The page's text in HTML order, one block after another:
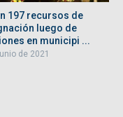
197 recursos de
luego de
en municipi ...
de 2021